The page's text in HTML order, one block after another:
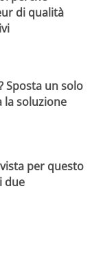
di qualità
Sposta un solo
la soluzione
per questo
due